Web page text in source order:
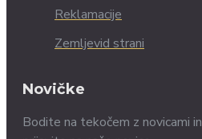
Reklamacije
Zemljevid strani
Novičke
Bodite na tekočem z novicami